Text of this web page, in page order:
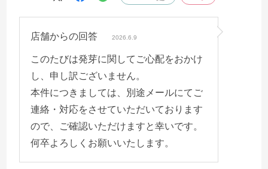
店舗からの回答 2026.6.9
このたびは発芽に関してご心配をおかけ
し、申し訳ございません。
本件につきましては、別途メールにてご
連絡・対応をさせていただいております
ので、ご確認いただけますと幸いです。
何卒よろしくお願いいたします。